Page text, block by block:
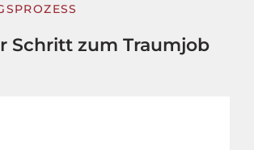
Schritt zum Traumjob